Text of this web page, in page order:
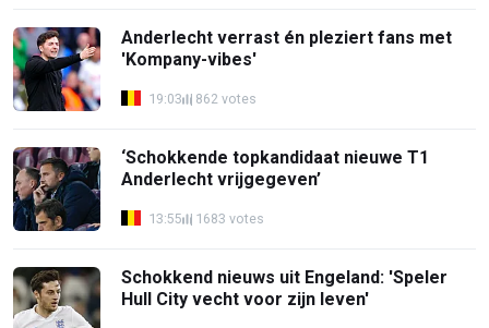
Anderlecht verrast én pleziert fans met
'Kompany-vibes'
19:03 862 votes
‘Schokkende topkandidaat nieuwe T1
Anderlecht vrijgegeven’
13:55 1683 votes
Schokkend nieuws uit Engeland: 'Speler
Hull City vecht voor zijn leven'